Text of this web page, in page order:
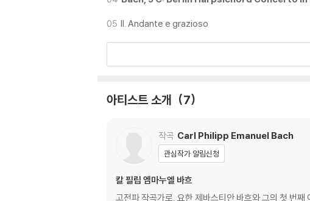
05 II. Andante e grazioso
아티스트 소개 7
작곡 Carl Philipp Emanuel Bach
관심작가 알림신청
칼 필립 엠마누엘 바흐
고전파 작곡가로, 요한 제바스티안 바흐와 그의 첫 번